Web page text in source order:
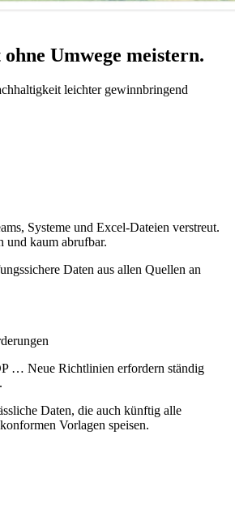
Umwege meistern.
leichter gewinnbringend
Systeme und Excel-Dateien verstreut.
und kaum abrufbar.
Daten aus allen Quellen an
… Neue Richtlinien erfordern ständig
Daten, die auch künftig alle
Vorlagen speisen.